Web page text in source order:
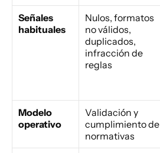
Señales
habituales
Nulos, formatos
no válidos,
duplicados,
infracción de
reglas
Modelo
operativo
Validación y
cumplimiento de
normativas